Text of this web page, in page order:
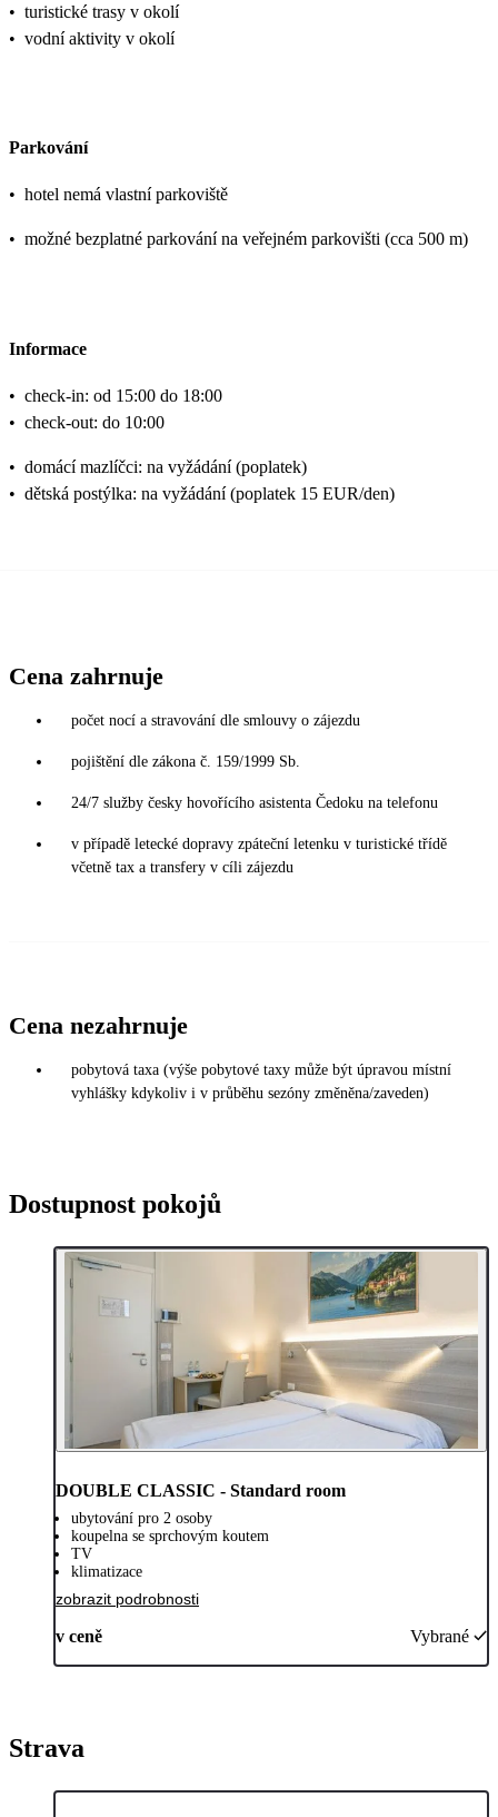
• turistické trasy v okolí
• vodní aktivity v okolí
Parkování
• hotel nemá vlastní parkoviště
• možné bezplatné parkování na veřejném parkovišti (cca 500 m)
Informace
• check-in: od 15:00 do 18:00
• check-out: do 10:00
• domácí mazlíčci: na vyžádání (poplatek)
• dětská postýlka: na vyžádání (poplatek 15 EUR/den)
Cena zahrnuje
počet nocí a stravování dle smlouvy o zájezdu
pojištění dle zákona č. 159/1999 Sb.
24/7 služby česky hovořícího asistenta Čedoku na telefonu
v případě letecké dopravy zpáteční letenku v turistické třídě
včetně tax a transfery v cíli zájezdu
Cena nezahrnuje
pobytová taxa (výše pobytové taxy může být úpravou místní
vyhlášky kdykoliv i v průběhu sezóny změněna/zaveden)
Dostupnost pokojů
DOUBLE CLASSIC - Standard room
ubytování pro 2 osoby
koupelna se sprchovým koutem
TV
klimatizace
zobrazit podrobnosti
v ceně Vybrané
Strava